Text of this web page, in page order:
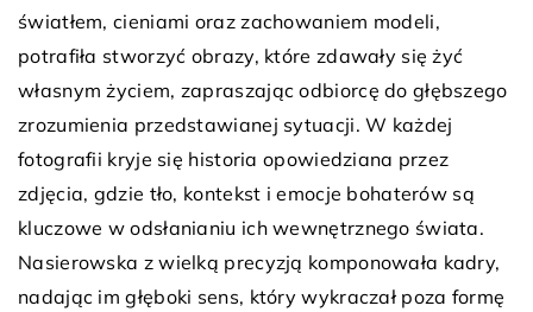
światłem, cieniami oraz zachowaniem modeli,
potrafiła stworzyć obrazy, które zdawały się żyć
własnym życiem, zapraszając odbiorcę do głębszego
zrozumienia przedstawianej sytuacji. W każdej
fotografii kryje się historia opowiedziana przez
zdjęcia, gdzie tło, kontekst i emocje bohaterów są
kluczowe w odsłanianiu ich wewnętrznego świata.
Nasierowska z wielką precyzją komponowała kadry,
nadając im głęboki sens, który wykraczał poza formę